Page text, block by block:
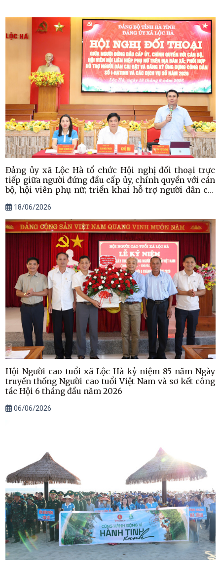
Đảng ủy xã Lộc Hà tổ chức Hội nghị đối thoại trực
tiếp giữa người đứng đầu cấp ủy, chính quyền với cán
bộ, hội viên phụ nữ; triển khai hỗ trợ người dân cài
năm 2026
18/06/2026
Hội Người cao tuổi xã Lộc Hà kỷ niệm 85 năm Ngày
truyền thống Người cao tuổi Việt Nam và sơ kết công
tác Hội 6 tháng đầu năm 2026
06/06/2026